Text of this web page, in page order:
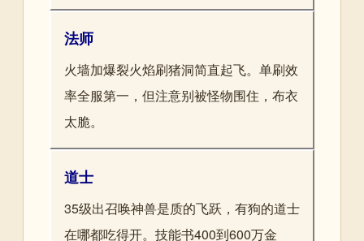
法师
火墙加爆裂火焰刷猪洞简直起飞。单刷效
率全服第一，但注意别被怪物围住，布衣
太脆。
道士
35级出召唤神兽是质的飞跃，有狗的道士
在哪都吃得开。技能书400到600万金